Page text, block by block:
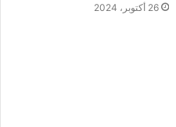
26 أكتوبر، 2024